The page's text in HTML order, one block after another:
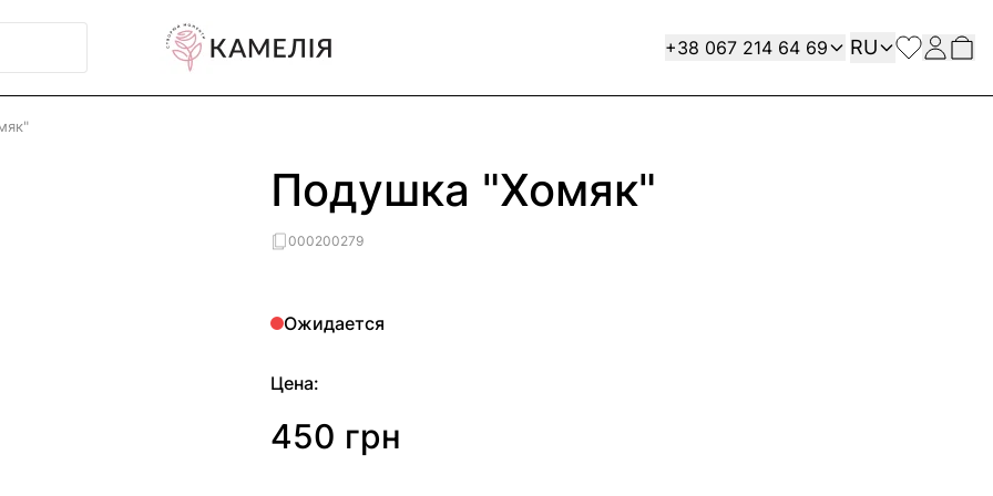
Contact
+38 067 214 64 69 Язык
RU
Подушка "Хомяк"
000200279
Ожидается
Цена:
450 грн